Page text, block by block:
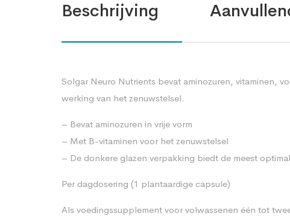
Beschrijving
Solgar Neuro Nutrients bevat aminozuren, vitaminen,
werking van het zenuwstelsel.
– Bevat aminozuren in vrije vorm
– Met B-vitaminen voor het zenuwstelsel
– De donkere glazen verpakking biedt de meest
Per dagdosering (1 plantaardige capsule)
Als voedingssupplement voor volwassenen één tot